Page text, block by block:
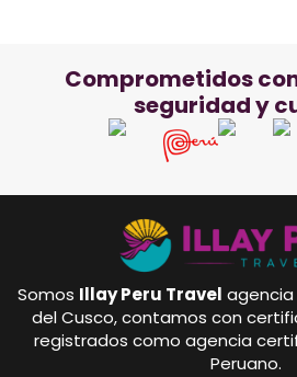
Comprometidos
seguridad y
Somos Illay Peru Travel agencia
del Cusco, contamos con
registrados como agencia
Peruano.